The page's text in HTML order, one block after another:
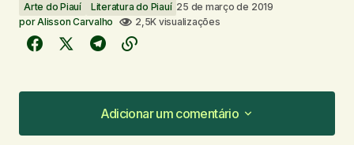
Arte do Piauí Literatura do Piauí 25 de março de 2019
porAlisson Carvalho 2,5K visualizações
Adicionar um comentário
Adicionar um comentário